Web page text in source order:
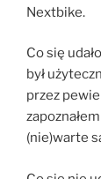
Nextbike.
Co się
był
przez
(nie)warte